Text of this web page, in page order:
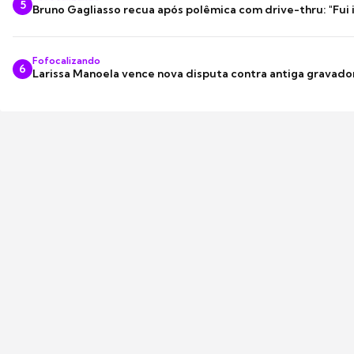
5 Bruno Gagliasso recua após polêmica com drive-thru: "Fui
6
Fofocalizando
Larissa Manoela vence nova disputa contra antiga